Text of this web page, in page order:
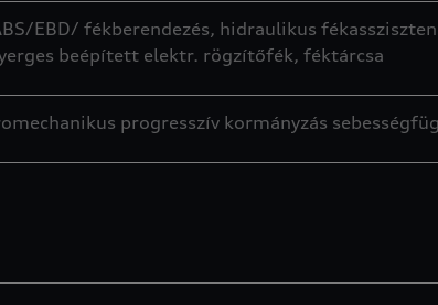
EBD/ fékberendezés, hidraulikus
beépített elektr. rögzítőfék, féktárcsa
progresszív kormányzás